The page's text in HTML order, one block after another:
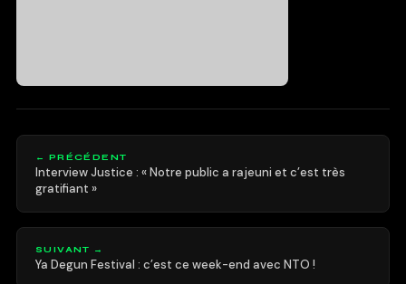
← PRÉCÉDENT
Interview Justice : « Notre public a rajeuni et c’est très
gratifiant »
SUIVANT →
Ya Degun Festival : c’est ce week-end avec NTO !